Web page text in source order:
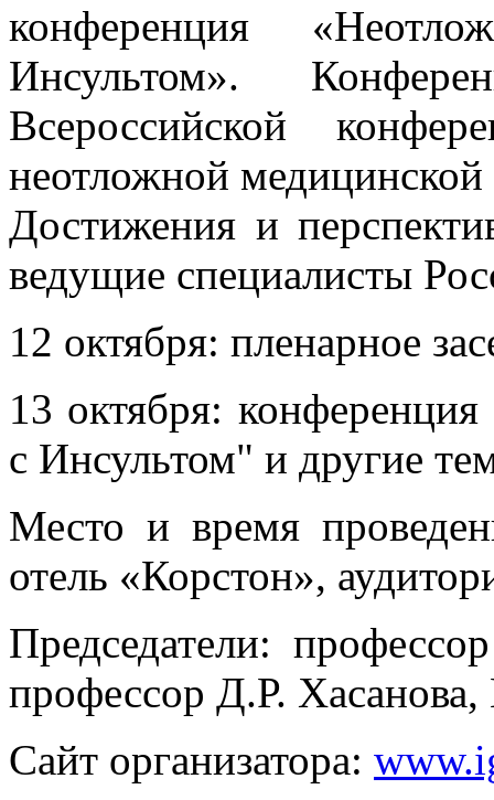
конференция
Инсультом».
Всероссийской
неотложной
Достижения и
ведущие специалисты
12 октября: пленарное
13 октября:
с Инсультом" и другие
Место и время
отель «Корстон»,
Председатели:
профессор Д.Р. Хасанова,
Cайт организатора: